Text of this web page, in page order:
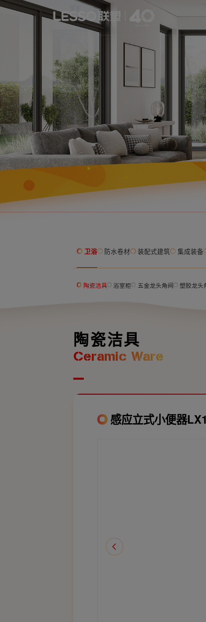
卫浴 防水卷材 装配式建筑 集成装备
陶瓷洁具 浴室柜 五金龙头角阀 塑胶龙头
陶瓷洁具
Ceramic Ware
感应立式小便器